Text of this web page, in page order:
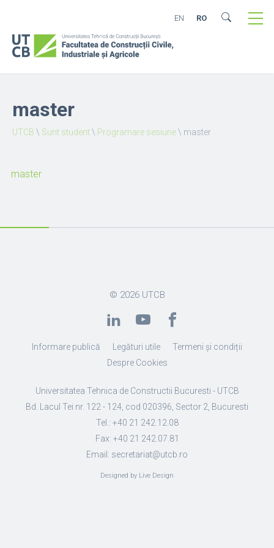
EN RO
master
UTCB \ Sunt student\ Programare sesiune\ master
master
© 2026 UTCB
Informare publică Legături utile
Termeni și condiții
Despre Cookies
Universitatea Tehnica de Constructii Bucuresti - UTCB
Bd. Lacul Tei nr. 122 - 124, cod 020396, Sector 2, Bucuresti
Tel.: +40 21 242.12.08
Fax: +40 21 242.07.81
Email: secretariat@utcb.ro
Designed by Live Design